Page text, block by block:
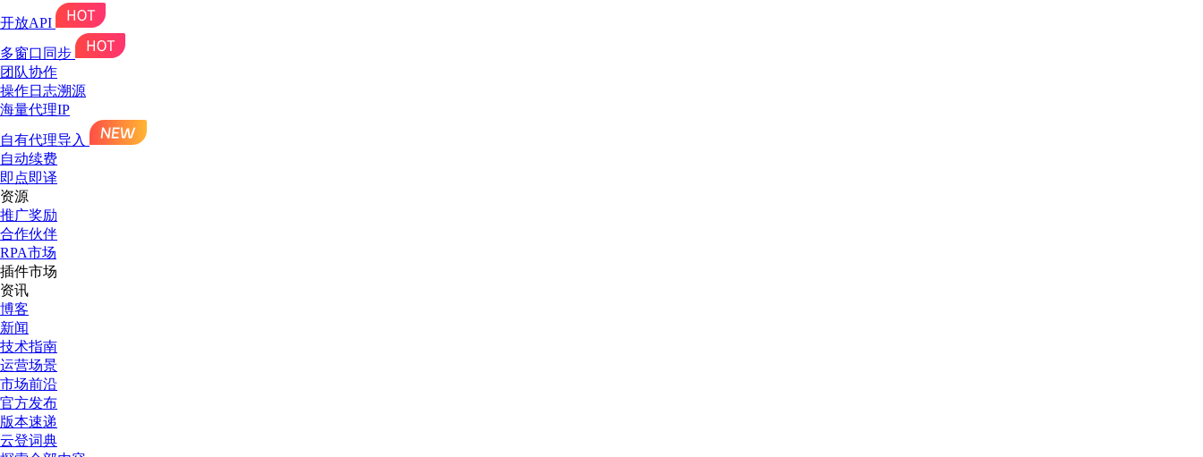
开放API
多窗口同步
团队协作
操作日志溯源
海量代理IP
自有代理导入
自动续费
即点即译
资源
推广奖励
合作伙伴
RPA市场
插件市场
资讯
博客
新闻
技术指南
运营场景
市场前沿
官方发布
版本速递
云登词典